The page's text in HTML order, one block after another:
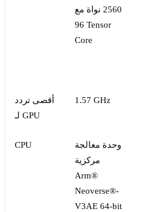
2560 نواة مع
96 Tensor
Core
أقصى تردد
لـ GPU
1.57 GHz
CPU
وحدة معالجة
مركزية
Arm®
Neoverse®-
V3AE 64-bit